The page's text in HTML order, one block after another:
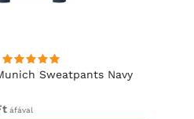
Sweatpants Navy
áfával